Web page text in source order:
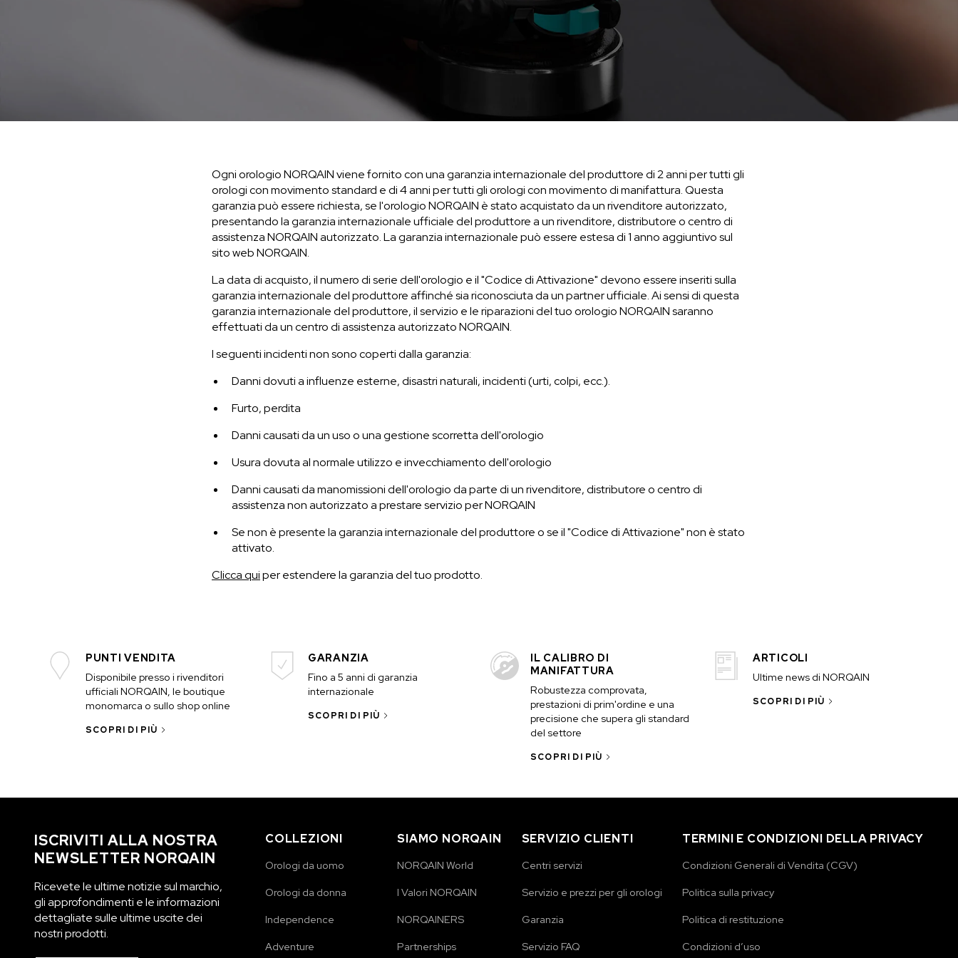
CHF 4,450
ADVENTURE CHRONO
NHL® EDIZIONE LIMITATA
41mm
CHF 5,250
WILD ONE SKELETON
GREY
Ogni orologio NORQAIN viene fornito con una garanzia internazionale del produttore di 2 anni per tutti gli
orologi con movimento standard e di 4 anni per tutti gli orologi con movimento di manifattura. Questa
garanzia può essere richiesta, se l'orologio NORQAIN è stato acquistato da un rivenditore autorizzato,
presentando la garanzia internazionale ufficiale del produttore a un rivenditore, distributore o centro di
assistenza NORQAIN autorizzato. La garanzia internazionale può essere estesa di 1 anno aggiuntivo sul
sito web NORQAIN.
La data di acquisto, il numero di serie dell'orologio e il "Codice di Attivazione" devono essere inseriti sulla
garanzia internazionale del produttore affinché sia riconosciuta da un partner ufficiale. Ai sensi di questa
garanzia internazionale del produttore, il servizio e le riparazioni del tuo orologio NORQAIN saranno
effettuati da un centro di assistenza autorizzato NORQAIN.
I seguentiincidentinon sono coperti dalla garanzia:
Danni dovuti a influenze esterne, disastri naturali, incidenti (urti, colpi, ecc.).
Furto, perdita
Danni causati da un uso o una gestionescorrettadell'orologio
Usura dovuta al normale utilizzo e invecchiamento dell'orologio
Danni causati da manomissioni dell'orologio da parte di un rivenditore, distributore o centro di
assistenza non autorizzato a prestare servizio per NORQAIN
Se non è presente la garanzia internazionale del produttore o se il "Codice di Attivazione" non è stato
attivato.
Clicca quiper estendere la garanzia del tuo prodotto.
PUNTI VENDITA
Disponibile presso i rivenditori
ufficiali NORQAIN, le boutique
monomarca o sullo shop online
SCOPRI DI PIÙ
GARANZIA
Fino a 5 anni di garanzia
internazionale
SCOPRI DI PIÙ
IL CALIBRO DI
MANIFATTURA
Robustezza comprovata,
prestazioni di prim'ordine e una
precisione che supera gli standard
del settore
SCOPRI DI PIÙ
ARTICOLI
Ultime news di NORQAIN
SCOPRI DI PIÙ
ISCRIVITI ALLA NOSTRA
NEWSLETTER NORQAIN
Ricevete le ultime notizie sul marchio,
gli approfondimenti e le informazioni
dettagliate sulle ultime uscite dei
nostri prodotti.
COLLEZIONI
Orologi da uomo
Orologi da donna
Independence
Adventure
SIAMO NORQAIN
NORQAIN World
I Valori NORQAIN
NORQAINERS
Partnerships
SERVIZIO CLIENTI
Centri servizi
Servizio e prezzi per gli orologi
Garanzia
Servizio FAQ
TERMINI E CONDIZIONI DELLA PRIVACY
Condizioni Generali di Vendita (CGV)
Politica sulla privacy
Politica di restituzione
Condizioni d’uso